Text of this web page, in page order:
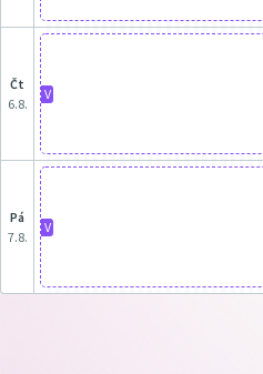
čt
6.8.
V
pá
7.8.
V